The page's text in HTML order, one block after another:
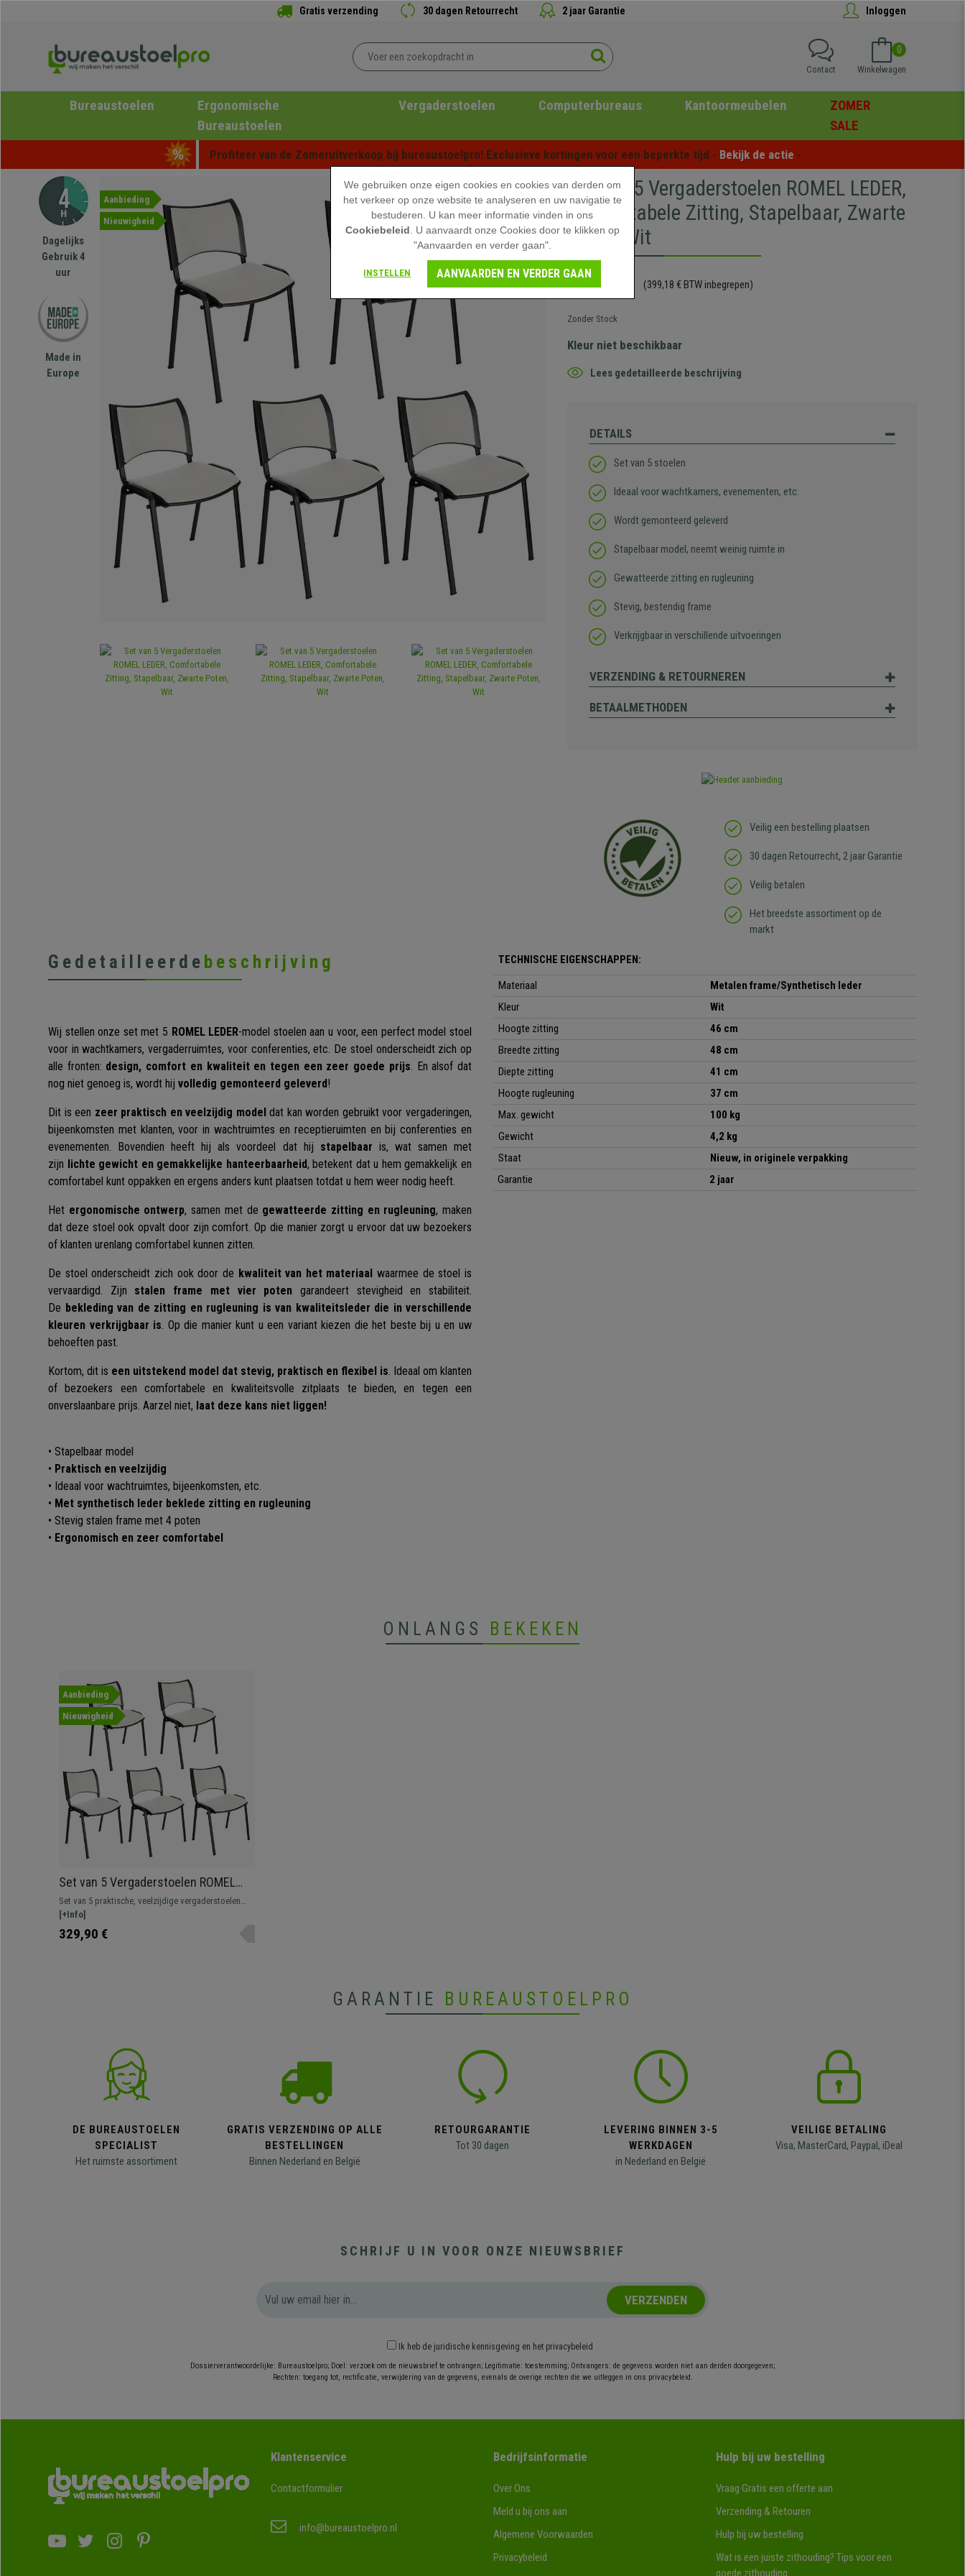
Gratis verzending 30 dagen Retourrecht 2 jaar Garantie Inloggen
0
Winkelwagen
Contact
Bureaustoelen
Ergonomische
Bureaustoelen
Vergaderstoelen Computerbureaus Kantoormeubelen
ZOMER
SALE
Profiteer van de Zomeruitverkoop bij bureaustoelpro! Exclusieve kortingen voor een beperkte tijd - Bekijk de actie -
Dagelijks
Gebruik 4
uur
Made in
Europe
Aanbieding
Nieuwigheid
Set van 5 Vergaderstoelen ROMEL LEDER,
Comfortabele Zitting, Stapelbaar, Zwarte
Poten, Wit
329,90 € (399,18 € BTW inbegrepen)
Zonder Stock
Kleur niet beschikbaar
Lees gedetailleerde beschrijving
DETAILS
Set van 5 stoelen
Ideaal voor wachtkamers, evenementen, etc.
Wordt gemonteerd geleverd
Stapelbaar model, neemt weinig ruimte in
Gewatteerde zitting en rugleuning
Stevig, bestendig frame
Verkrijgbaar in verschillende uitvoeringen
VERZENDING & RETOURNEREN
BETAALMETHODEN
Veilig een bestelling plaatsen
30 dagen Retourrecht, 2 jaar Garantie
Veilig betalen
Het breedste assortiment op de
markt
Gedetailleerde beschrijving
Wij stellen onze set met 5 ROMEL LEDER-model stoelen aan u voor, een perfect model stoel
voor in wachtkamers, vergaderruimtes, voor conferenties, etc. De stoel onderscheidt zich op
alle fronten: design, comfort en kwaliteit en tegen een zeer goede prijs. En alsof dat
nog niet genoeg is, wordt hij volledig gemonteerd geleverd!
Dit is een zeer praktisch en veelzijdig modeldat kan worden gebruikt voor vergaderingen,
bijeenkomsten met klanten, voor in wachtruimtes en receptieruimten en bij conferenties en
evenementen. Bovendien heeft hij als voordeel dat hij stapelbaar is, wat samen met
zijn lichte gewicht en gemakkelijke hanteerbaarheid, betekent dat u hem gemakkelijk en
comfortabel kunt oppakken en ergens anders kunt plaatsen totdat u hem weer nodig heeft.
Het ergonomische ontwerp, samen met de gewatteerde zitting en rugleuning, maken
dat deze stoel ook opvalt door zijn comfort. Op die manier zorgt u ervoor dat uw bezoekers
of klanten urenlang comfortabel kunnen zitten.
De stoel onderscheidt zich ook door de kwaliteit van het materiaal waarmee de stoel is
vervaardigd. Zijn stalen frame met vier poten garandeert stevigheid en stabiliteit.
De bekleding van de zitting en rugleuning is van kwaliteitsleder die in verschillende
kleuren verkrijgbaar is. Op die manier kunt u een variant kiezen die het beste bij u en uw
behoeften past.
Kortom, dit is een uitstekend model dat stevig, praktisch en flexibel is. Ideaal om klanten
of bezoekers een comfortabele en kwaliteitsvolle zitplaats te bieden, en tegen een
onverslaanbare prijs. Aarzel niet, laat deze kans niet liggen!
• Stapelbaar model
• Praktisch en veelzijdig
• Ideaal voor wachtruimtes, bijeenkomsten, etc.
• Met synthetisch leder beklede zitting en rugleuning
• Stevig stalen frame met 4 poten
• Ergonomisch en zeer comfortabel
TECHNISCHE EIGENSCHAPPEN:
Materiaal
Metalen frame/Synthetisch leder
Kleur
Wit
Hoogte zitting
46 cm
Breedte zitting
48 cm
Diepte zitting
41 cm
Hoogte rugleuning
37 cm
Max. gewicht
100 kg
Gewicht
4,2 kg
Staat
Nieuw, in originele verpakking
Garantie
2 jaar
ONLANGS BEKEKEN
Aanbieding
Nieuwigheid
Set van 5 Vergaderstoelen ROMEL
LEDER, Comfortabele Zitting,
Stapelbaar, Zwarte Poten, Wit
Set van 5 praktische, veelzijdige vergaderstoelen
ROMEL. Comfortabel, bestendig en met een mooi,
modern ontwerp.
[+Info]
329,90 €
GARANTIE BUREAUSTOELPRO
DE BUREAUSTOELEN
SPECIALIST
Het ruimste assortiment
GRATIS VERZENDING OP ALLE
BESTELLINGEN
Binnen Nederland en België
RETOURGARANTIE
Tot 30 dagen
LEVERING BINNEN 3-5
WERKDAGEN
in Nederland en België
VEILIGE BETALING
Visa, MasterCard, Paypal, iDeal
SCHRIJF U IN VOOR ONZE NIEUWSBRIEF
VERZENDEN
Ik heb de juridische kennisgeving en het privacybeleid
Dossierverantwoordelijke: Bureaustoelpro; Doel: verzoek om de nieuwsbrief te ontvangen; Legitimatie: toestemming; Ontvangers: de gegevens worden niet aan derden doorgegeven;
Rechten: toegang tot, rectificatie, verwijdering van de gegevens, evenals de overige rechten die we uitleggen in ons privacybeleid.
Klantenservice
Contactformulier
info@bureaustoelpro.nl
Bedrijfsinformatie
Over Ons
Meld u bij ons aan
Algemene Voorwaarden
Privacybeleid
Hulp bij uw bestelling
Vraag Gratis een offerte aan
Verzending & Retouren
Hulp bij uw bestelling
Wat is een juiste zithouding? Tips voor een
goede zithouding
We gebruiken onze eigen cookies en cookies van derden om
het verkeer op onze website te analyseren en uw navigatie te
bestuderen. U kan meer informatie vinden in ons
Cookiebeleid . U aanvaardt onze Cookies door te klikken op
"Aanvaarden en verder gaan".
INSTELLEN AANVAARDEN EN VERDER GAAN